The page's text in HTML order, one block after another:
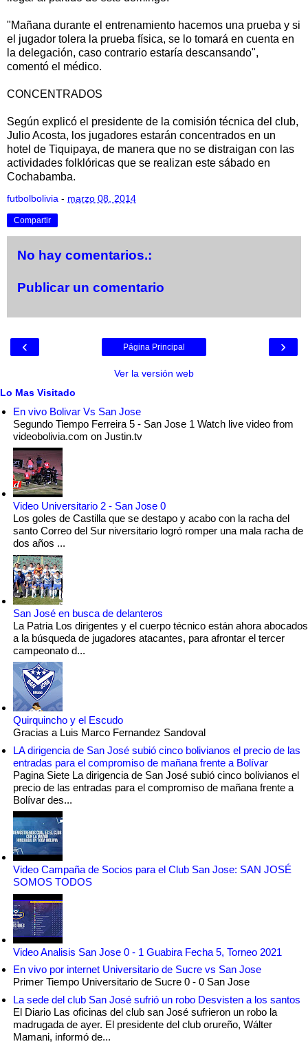
"Mañana durante el entrenamiento hacemos una prueba y si
el jugador tolera la prueba física, se lo tomará en cuenta en
la delegación, caso contrario estaría descansando",
comentó el médico.
CONCENTRADOS
Según explicó el presidente de la comisión técnica del club,
Julio Acosta, los jugadores estarán concentrados en un
hotel de Tiquipaya, de manera que no se distraigan con las
actividades folklóricas que se realizan este sábado en
Cochabamba.
futbolbolivia - marzo 08, 2014
Compartir
No hay comentarios.:
Publicar un comentario
‹ ›
Página Principal
Ver la versión web
Lo Mas Visitado
En vivo Bolivar Vs San Jose
Segundo Tiempo Ferreira 5 - San Jose 1 Watch live video from
videobolivia.com on Justin.tv
Video Universitario 2 - San Jose 0
Los goles de Castilla que se destapo y acabo con la racha del
santo Correo del Sur niversitario logró romper una mala racha de
dos años ...
San José en busca de delanteros
La Patria Los dirigentes y el cuerpo técnico están ahora abocados
a la búsqueda de jugadores atacantes, para afrontar el tercer
campeonato d...
Quirquincho y el Escudo
Gracias a Luis Marco Fernandez Sandoval
LA dirigencia de San José subió cinco bolivianos el precio de las
entradas para el compromiso de mañana frente a Bolívar
Pagina Siete La dirigencia de San José subió cinco bolivianos el
precio de las entradas para el compromiso de mañana frente a
Bolívar des...
Video Campaña de Socios para el Club San Jose: SAN JOSÉ
SOMOS TODOS
Video Analisis San Jose 0 - 1 Guabira Fecha 5, Torneo 2021
En vivo por internet Universitario de Sucre vs San Jose
Primer Tiempo Universitario de Sucre 0 - 0 San Jose
La sede del club San José sufrió un robo Desvisten a los santos
El Diario Las oficinas del club san José sufrieron un robo la
madrugada de ayer. El presidente del club orureño, Wálter
Mamani, informó de...